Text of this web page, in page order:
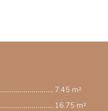
7.45 m²
16.75 m²